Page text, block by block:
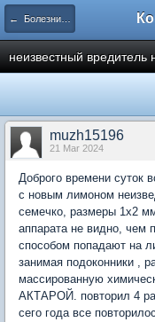
← Болезни и вредители плодовых культур
неизвестный вредитель
muzh15196
21 Mar 2024
Доброго времени суток
с новым лимоном
семечко, размеры 1х2
аппарата не видно, чем
способом попадают на
занимая подоконники ,
массированную
АКТАРОЙ. повторил 4
сего года все